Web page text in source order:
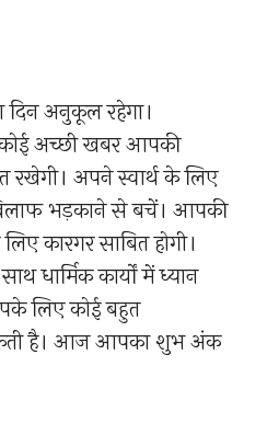
अनुकूल रहेगा।
कोई अच्छी खबर आपकी
रखेगी। अपने स्वार्थ के लिए
भड़काने से बचें। आपकी
कारगर साबित होगी।
धार्मिक कार्यों में ध्यान
लिए कोई बहुत
है। आज आपका शुभ अंक